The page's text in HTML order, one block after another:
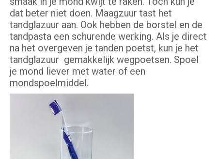
dat beter niet doen. Maagzuur tast het
tandglazuur aan. Ook hebben de borstel en de
tandpasta een schurende werking. Als je direct
na het overgeven je tanden poetst, kun je het
tandglazuur gemakkelijk wegpoetsen. Spoel
je mond liever met water of een
mondspoelmiddel.